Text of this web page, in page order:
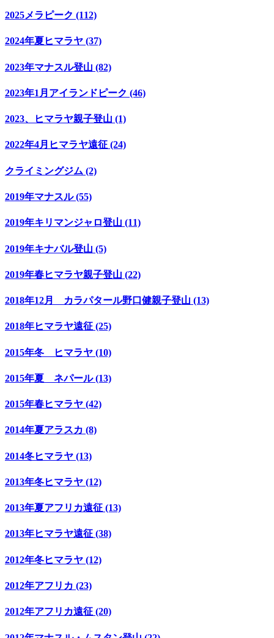
2025メラピーク (112)
2024年夏ヒマラヤ (37)
2023年マナスル登山 (82)
2023年1月アイランドピーク (46)
2023、ヒマラヤ親子登山 (1)
2022年4月ヒマラヤ遠征 (24)
クライミングジム (2)
2019年マナスル (55)
2019年キリマンジャロ登山 (11)
2019年キナバル登山 (5)
2019年春ヒマラヤ親子登山 (22)
2018年12月 カラパタール野口健親子登山 (13)
2018年ヒマラヤ遠征 (25)
2015年冬 ヒマラヤ (10)
2015年夏 ネパール (13)
2015年春ヒマラヤ (42)
2014年夏アラスカ (8)
2014冬ヒマラヤ (13)
2013年冬ヒマラヤ (12)
2013年夏アフリカ遠征 (13)
2013年ヒマラヤ遠征 (38)
2012年冬ヒマラヤ (12)
2012年アフリカ (23)
2012年アフリカ遠征 (20)